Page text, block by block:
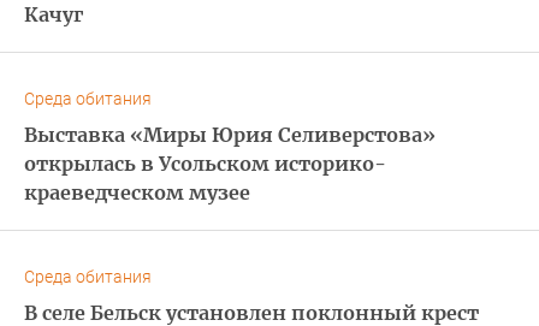
Качуг
Среда обитания
Выставка «Миры Юрия Селиверстова»
открылась в Усольском историко-
краеведческом музее
Среда обитания
В селе Бельск установлен поклонный крест